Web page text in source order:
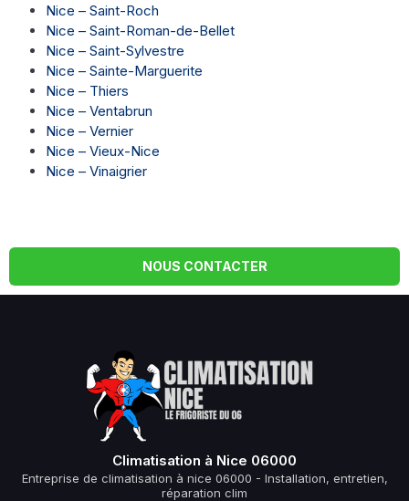
Nice – Saint-Roch
Nice – Saint-Roman-de-Bellet
Nice – Saint-Sylvestre
Nice – Sainte-Marguerite
Nice – Thiers
Nice – Ventabrun
Nice – Vernier
Nice – Vieux-Nice
Nice – Vinaigrier
NOUS CONTACTER
Climatisation à Nice 06000
Entreprise de climatisation à nice 06000 - Installation, entretien,
réparation clim